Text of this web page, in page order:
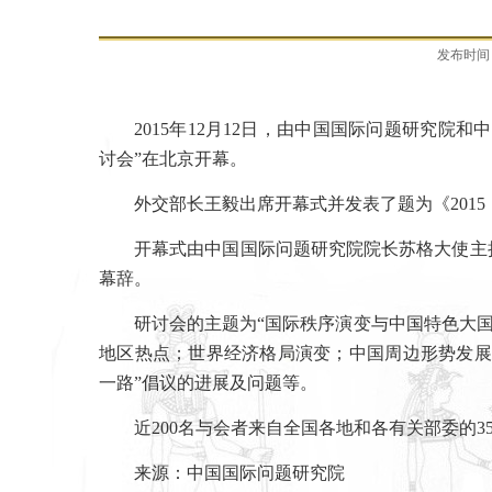
发布时
2015年12 月 12 日，由中国国际问题研究院和
讨会”在北京开幕。
外交部长王毅出席开幕式并发表了题为 《2015
开幕式由中国国际问题研究院院长苏格大使
幕辞。
研讨会的主题为“国际秩序演变与中国特色大
地区热点；世界经济格局演变；中国周边形势发
一路”倡议的进展及问题等。
近200名与会者来自全国各地和各有关部委的
来源： 中国国际问题研究院